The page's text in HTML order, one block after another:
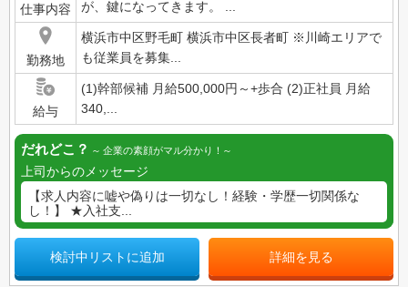
仕事内容 が、鍵になってきます。 ...
勤務地
横浜市中区野毛町 横浜市中区長者町 ※川崎エリアで
も従業員を募集...
給与
(1)幹部候補 月給500,000円～+歩合 (2)正社員 月給
340,...
だれどこ？ 企業の素顔がマル分かり！
上司からのメッセージ
【求人内容に嘘や偽りは一切なし！経験・学歴一切関係な
し！】 ★入社支...
検討中リストに追加 詳細を見る